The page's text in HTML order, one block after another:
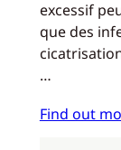
excessif
que des
…
Find out